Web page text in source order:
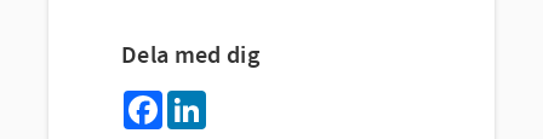
Dela med dig
F
a